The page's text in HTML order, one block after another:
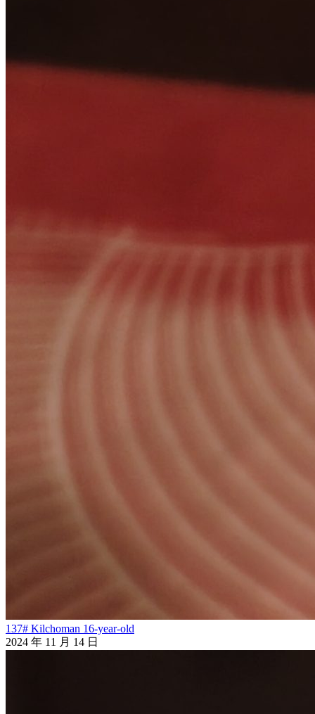
137# Kilchoman 16-year-old
2024 年 11 月 14 日